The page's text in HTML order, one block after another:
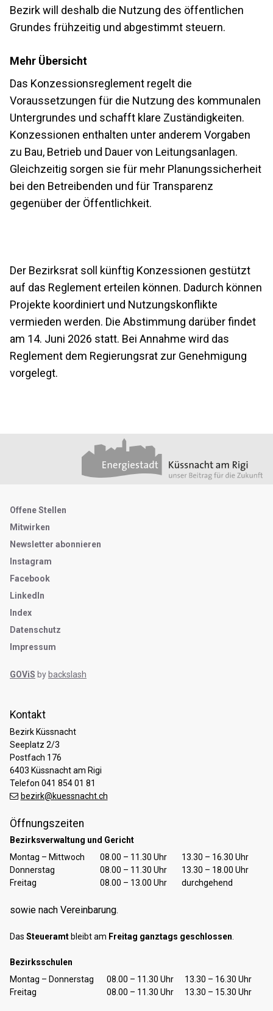
Bezirk will deshalb die Nutzung des öffentlichen
Grundes frühzeitig und abgestimmt steuern.
Mehr Übersicht
Das Konzessionsreglement regelt die
Voraussetzungen für die Nutzung des kommunalen
Untergrundes und schafft klare Zuständigkeiten.
Konzessionen enthalten unter anderem Vorgaben
zu Bau, Betrieb und Dauer von Leitungsanlagen.
Gleichzeitig sorgen sie für mehr Planungssicherheit
bei den Betreibenden und für Transparenz
gegenüber der Öffentlichkeit.
Der Bezirksrat soll künftig Konzessionen gestützt
auf das Reglement erteilen können. Dadurch können
Projekte koordiniert und Nutzungskonflikte
vermieden werden. Die Abstimmung darüber findet
am 14. Juni 2026 statt. Bei Annahme wird das
Reglement dem Regierungsrat zur Genehmigung
vorgelegt.
Kontakt
Bezirk Küssnacht
Seeplatz 2/3
Postfach 176
6403 Küssnacht am Rigi
Telefon 041 854 01 81
bezirk@kuessnacht.ch
Öffnungszeiten
Bezirksverwaltung und Gericht
TagÖffnungszeiten Vormittag Öffnungszeiten Nachmittag
Montag – Mittwoch 08.00 – 11.30 Uhr
13.30 – 16.30 Uhr
Donnerstag
08.00 – 11.30 Uhr
13.30 – 18.00 Uhr
Freitag
08.00 – 13.00 Uhr durchgehend
sowie nach Vereinbarung.
Das Steueramt bleibt am Freitag ganztags geschlossen.
Bezirksschulen
TagÖffnungszeiten Vormittag Öffnungszeiten Nachmittag
Montag – Donnerstag 08.00 – 11.30 Uhr
13.30 – 16.30 Uhr
Freitag
08.00 – 11.30 Uhr 13.30 – 15.30 Uhr
Metanavigation
Offene Stellen
Mitwirken
Newsletter abonnieren
Instagram
Facebook
LinkedIn
Index
Datenschutz
Impressum
GOViS by backslash